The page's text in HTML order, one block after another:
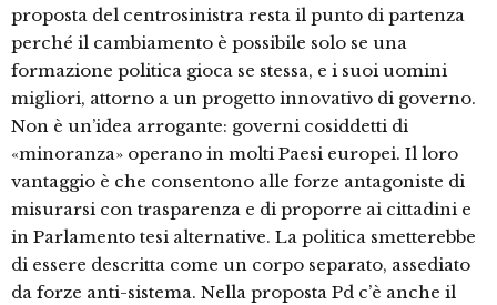
proposta del centrosinistra resta il punto di partenza
perché il cambiamento è possibile solo se una
formazione politica gioca se stessa, e i suoi uomini
migliori, attorno a un progetto innovativo di governo.
Non è un’idea arrogante: governi cosiddetti di
«minoranza» operano in molti Paesi europei. Il loro
vantaggio è che consentono alle forze antagoniste di
misurarsi con trasparenza e di proporre ai cittadini e
in Parlamento tesi alternative. La politica smetterebbe
di essere descritta come un corpo separato, assediato
da forze anti-sistema. Nella proposta Pd c’è anche il